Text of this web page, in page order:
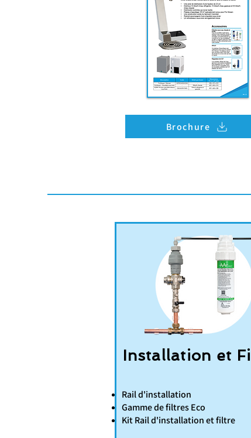
Brochure
Installation et
Rail d'installation
Gamme de filtres Eco
Kit Rail d'installation et filtre